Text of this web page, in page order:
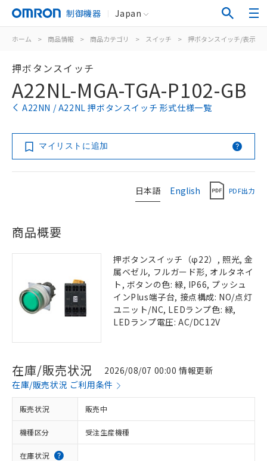
制御機器 Japan
ホーム > 商品情報 > 商品カテゴリ > スイッチ > 押ボタンスイッチ/表示灯
押ボタンスイッチ
A22NL-MGA-TGA-P102-GB
A22NN / A22NL 押ボタンスイッチ 形式仕様一覧
マイリストに追加
日本語 English PDF出力
商品概要
押ボタンスイッチ（φ22）, 照光, 金
属ベゼル, フルガード形, オルタネイ
ト, ボタンの色: 緑, IP66, プッシュ
インPlus端子台, 接点構成: NO/点灯
ユニット/NC, LEDランプ色: 緑,
LEDランプ電圧: AC/DC12V
在庫/販売状況
2026/08/07 00:00 情報更新
在庫/販売状況 ご利用条件
販売状況 販売中
機種区分 受注生産機種
在庫状況